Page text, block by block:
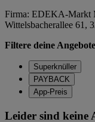
Firma: EDEKA-Markt
Wittelsbacherallee 61,
Filtere deine
Superknüller
PAYBACK
App-Preis
Leider sind keine